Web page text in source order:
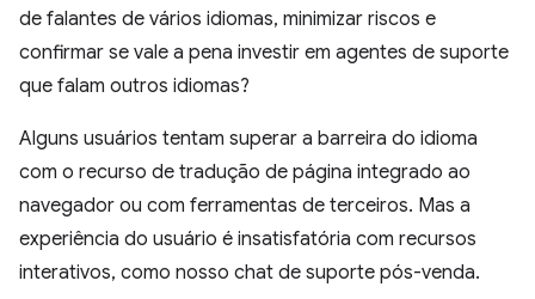
de falantes de vários idiomas, minimizar riscos e
confirmar se vale a pena investir em agentes de suporte
que falam outros idiomas?
Alguns usuários tentam superar a barreira do idioma
com o recurso de tradução de página integrado ao
navegador ou com ferramentas de terceiros. Mas a
experiência do usuário é insatisfatória com recursos
interativos, como nosso chat de suporte pós-venda.